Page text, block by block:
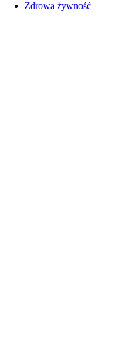
Zdrowa żywność